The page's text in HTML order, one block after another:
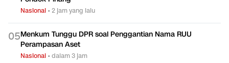
Nasional •2 jam yang lalu
05Menkum Tunggu DPR soal Penggantian Nama RUU
Perampasan Aset
Nasional •dalam 3 jam